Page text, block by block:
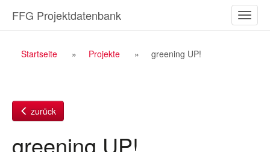
Inhalt
ein-/
FFG Projektdatenbank
Breadcrumb
Startseite Projekte greening UP!
zurück
greening UP!